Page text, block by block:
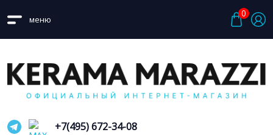
меню
0
+7(495) 672-34-08